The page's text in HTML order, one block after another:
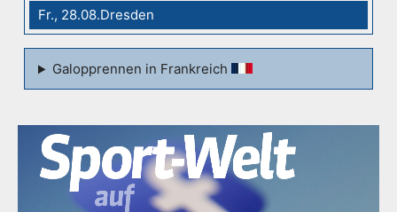
Fr., 28.08.Dresden
Galopprennen in Frankreich